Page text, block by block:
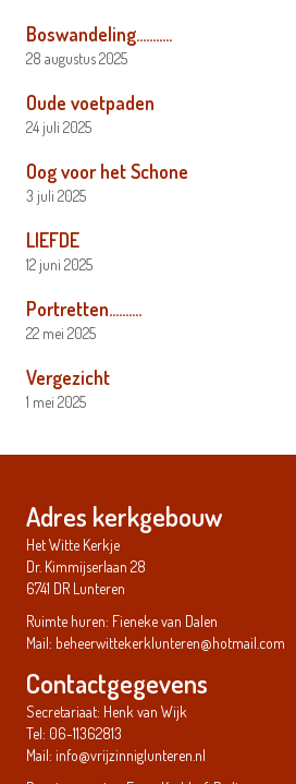
Boswandeling………..
28 augustus 2025
Oude voetpaden
24 juli 2025
Oog voor het Schone
3 juli 2025
LIEFDE
12 juni 2025
Portretten……….
22 mei 2025
Vergezicht
1 mei 2025
Adres kerkgebouw
Het Witte Kerkje
Dr. Kimmijserlaan 28
6741 DR Lunteren
Ruimte huren: Fieneke van Dalen
Mail: beheerwittekerklunteren@hotmail.com
Contactgegevens
Secretariaat: Henk van Wijk
Tel: 06-11362813
Mail: info@vrijzinniglunteren.nl